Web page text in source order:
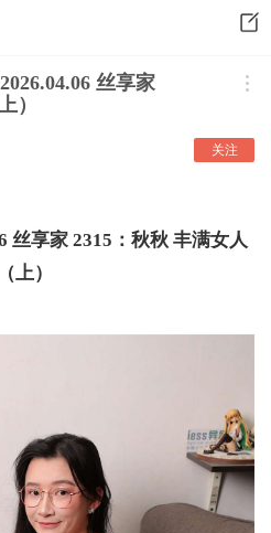
丝享家
）
关注
丝享家 2315：秋秋 丰满女人
（上）